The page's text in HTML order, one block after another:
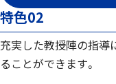
特色02
充実した教授陣の指導
ることができます。